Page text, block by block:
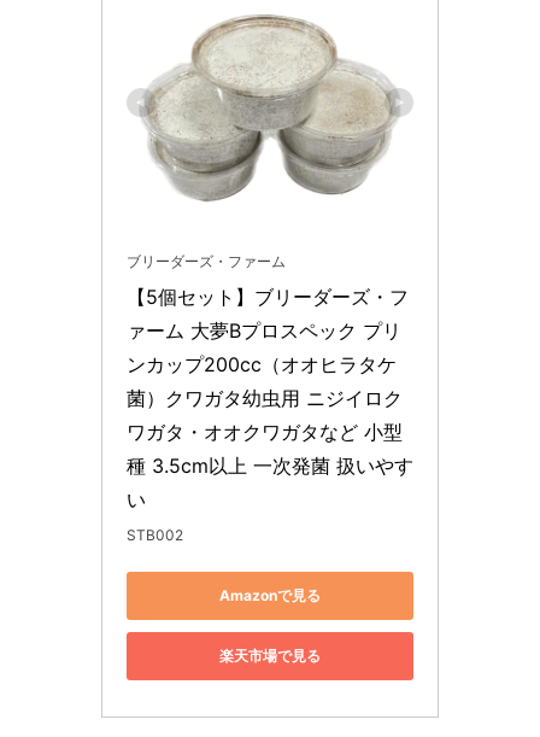
ブリーダーズ・ファーム
【5個セット】ブリーダーズ・フ
ァーム 大夢Bプロスペック プリ
ンカップ200cc（オオヒラタケ
菌）クワガタ幼虫用 ニジイロク
ワガタ・オオクワガタなど 小型
種 3.5cm以上 一次発菌 扱いやす
い
STB002
Amazonで見る
楽天市場で見る